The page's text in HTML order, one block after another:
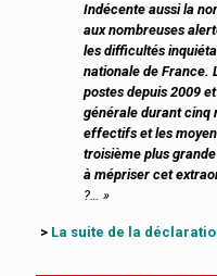
Indécente aussi la
aux nombreuses
les difficultés
nationale de France.
postes depuis 2009
générale durant cinq
effectifs et les
troisième plus
à mépriser cet
?… »
>La suite de la